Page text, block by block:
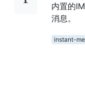
内置的
消息。
instant-